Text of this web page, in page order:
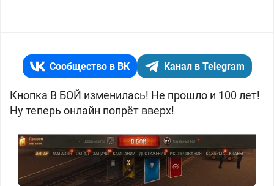
Сообщество в ВК Канал в Telegram
Кнопка В БОЙ изменилась! Не прошло и 100 лет!
Ну теперь онлайн попрёт вверх!